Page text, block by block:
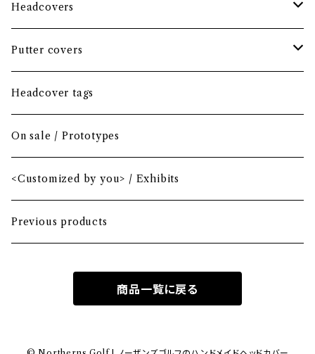
Headcovers
Headcover bundle
Driver
Mini Driver (Option)
Fairway wood
Hybrid
MA-1 heavy nylon
Hawaiian
Putter covers
Blade
Small mallet
Mid mallet
Large mallet
Headcover tags
On sale / Prototypes
<Customized by you> / Exhibits
Previous products
商品一覧に戻る